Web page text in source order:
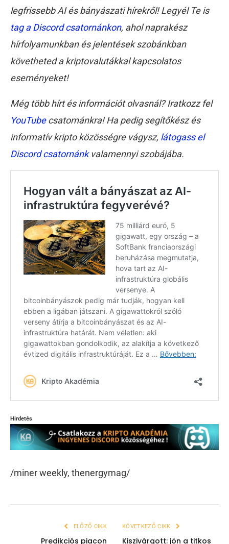
legfrissebb AI és bányászati hírekről! Legyél Te is
tag a Discord csatornánkon, ahol naprakész
hírfolyamunkban és jelentések szobánkban
követheted a kriptovalutákkal kapcsolatos
eseményeket!
Még több hírt és információt olvasnál? Iratkozz fel
YouTubecsatornánkra! Ha pedig segítőkész és
informatív kripto közösségre vágysz, látogass el
Discord csatornánkvalamennyi szobájába.
Hirdetés
/miner weekly, thenergymag/
ELŐZŐ CIKK
Predikciós piacon
KÖVETKEZŐ CIKK
Kiszivárgott: jön a titkos